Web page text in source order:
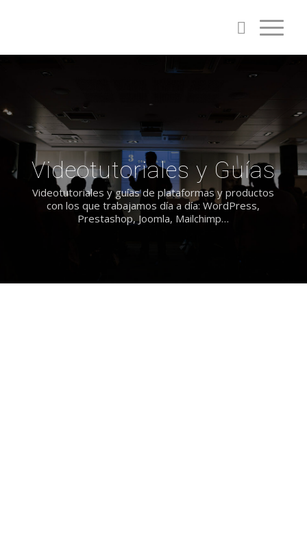
Videotutoriales y Guías
Videotutoriales y guías de plataformas y productos
con los que trabajamos día a día: WordPress,
Prestashop, Joomla, Mailchimp…